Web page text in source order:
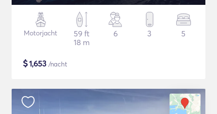
Motorjacht
59 ft
18 m
6 3 5
$1,653 /nacht